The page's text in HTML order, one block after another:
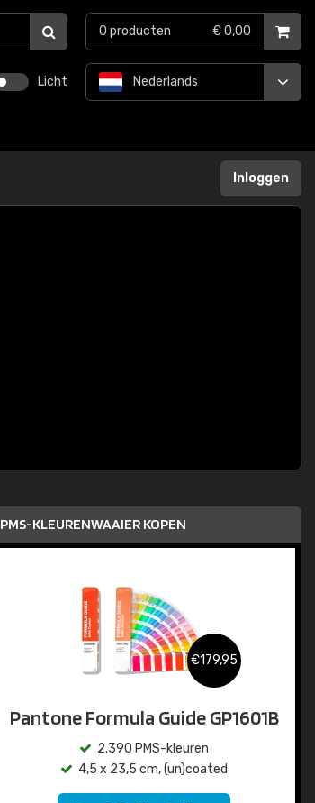
Licht Nederlands
0 producten € 0,00
Inloggen
PMS-KLEURENWAAIER KOPEN
€179,95
Pantone Formula Guide GP1601B
2.390 PMS-kleuren
4,5 x 23,5 cm, (un)coated